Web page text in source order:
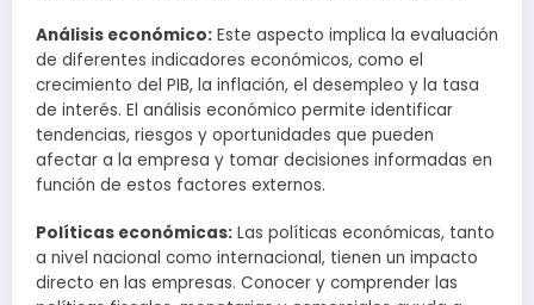
Análisis económico: Este aspecto implica la evaluación
de diferentes indicadores económicos, como el
crecimiento del PIB, la inflación, el desempleo y la tasa
de interés. El análisis económico permite identificar
tendencias, riesgos y oportunidades que pueden
afectar a la empresa y tomar decisiones informadas en
función de estos factores externos.
Políticas económicas: Las políticas económicas, tanto
a nivel nacional como internacional, tienen un impacto
directo en las empresas. Conocer y comprender las